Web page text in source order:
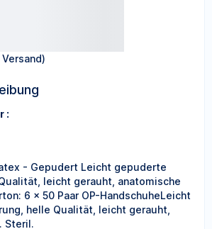
:
- Gepudert Leicht gepuderte
leicht gerauht, anatomische
6 x 50 Paar OP-HandschuheLeicht
helle Qualität, leicht gerauht,
Steril.